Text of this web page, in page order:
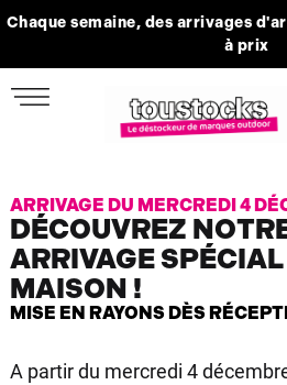
Chaque semaine, des arrivages
à prix
ARRIVAGE DU MERCREDI 4
DÉCOUVREZ
ARRIVAGE
MAISON !
MISE EN RAYONS DÈS
A partir du mercredi 4